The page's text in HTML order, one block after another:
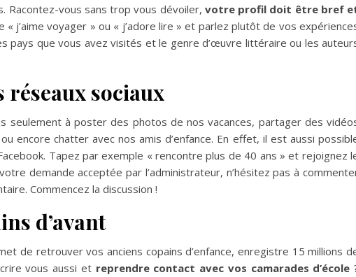
Racontez-vous sans trop vous dévoiler, votre profil doit être bref
j’aime voyager » ou « j’adore lire » et parlez plutôt de vos
pays que vous avez visités et le genre d’œuvre littéraire ou les
réseaux sociaux
seulement à poster des photos de nos vacances, partager des
encore chatter avec nos amis d’enfance. En effet, il est aussi
Tapez par exemple « rencontre plus de 40 ans » et rejoignez
demande acceptée par l’administrateur, n’hésitez pas à
Commencez la discussion !
d’avant
de retrouver vos anciens copains d’enfance, enregistre 15 millions
vous aussi etreprendre contact avec vos camarades d’école